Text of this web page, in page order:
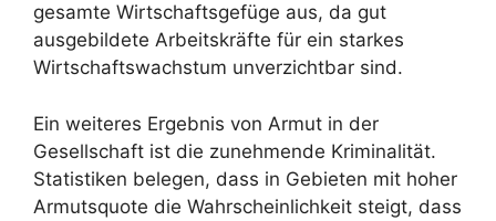
gesamte Wirtschaftsgefüge aus, da gut
ausgebildete Arbeitskräfte für ein starkes
Wirtschaftswachstum unverzichtbar sind.
Ein weiteres Ergebnis von Armut in der
Gesellschaft ist die zunehmende Kriminalität.
Statistiken belegen, dass in Gebieten mit hoher
Armutsquote die Wahrscheinlichkeit steigt, dass